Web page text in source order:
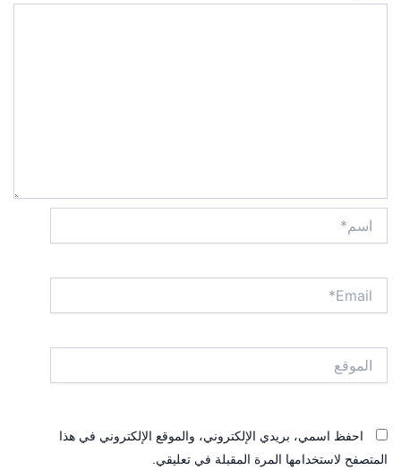
احفظ اسمي، بريدي الإلكتروني، والموقع الإلكتروني في هذا
المتصفح لاستخدامها المرة المقبلة في تعليقي.